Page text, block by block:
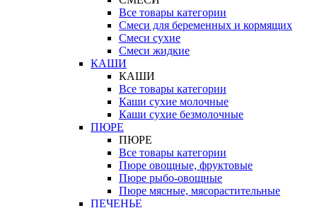
Все товары категории
Смеси для беременных и кормящих
Смеси сухие
Смеси жидкие
КАШИ
КАШИ
Все товары категории
Каши сухие молочные
Каши сухие безмолочные
ПЮРЕ
ПЮРЕ
Все товары категории
Пюре овощные, фруктовые
Пюре рыбо-овощные
Пюре мясные, мясорастительные
ПЕЧЕНЬЕ